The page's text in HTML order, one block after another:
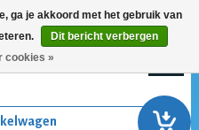
ga je akkoord met het gebruik van
Dit bericht verbergen
cookies »